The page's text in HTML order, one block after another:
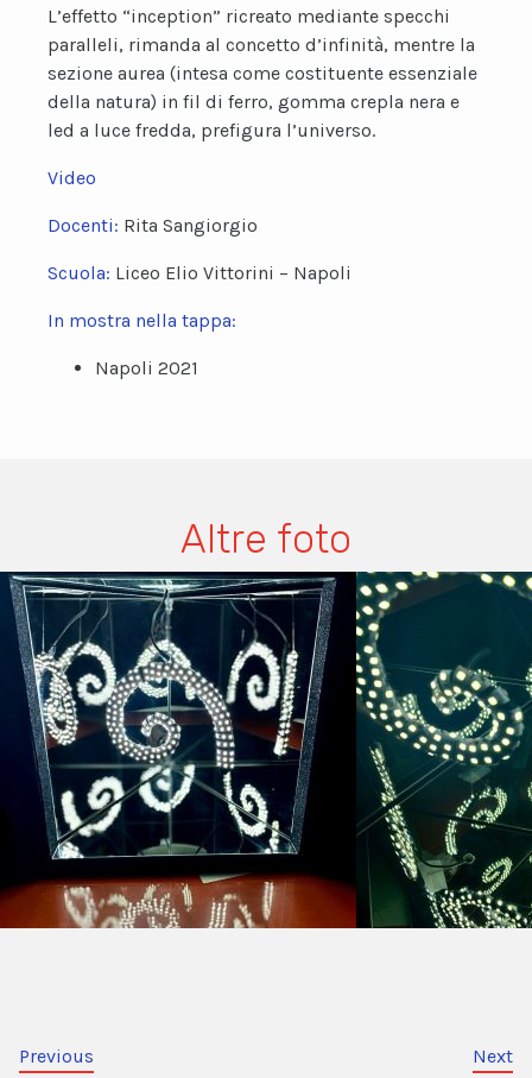
L’effetto “inception” ricreato mediante specchi
paralleli, rimanda al concetto d’infinità, mentre la
sezione aurea (intesa come costituente essenziale
della natura) in fil di ferro, gomma crepla nera e
led a luce fredda, prefigura l’universo.
Video
Docenti: Rita Sangiorgio
Scuola: Liceo Elio Vittorini – Napoli
In mostra nella tappa:
Napoli 2021
Altre foto
Previous Next